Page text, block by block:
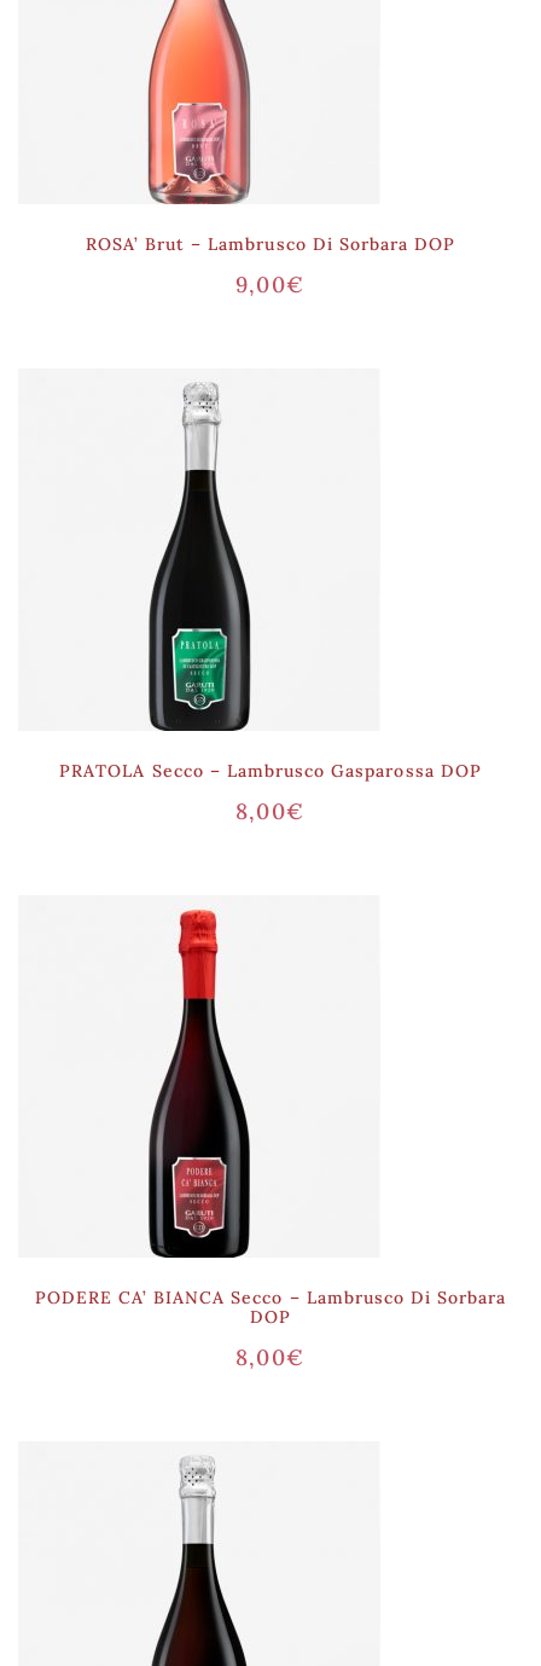
ROSA’ Brut – Lambrusco Di Sorbara DOP
9,00€
PRATOLA Secco – Lambrusco Gasparossa DOP
8,00€
PODERE CA’ BIANCA Secco – Lambrusco Di Sorbara
DOP
8,00€